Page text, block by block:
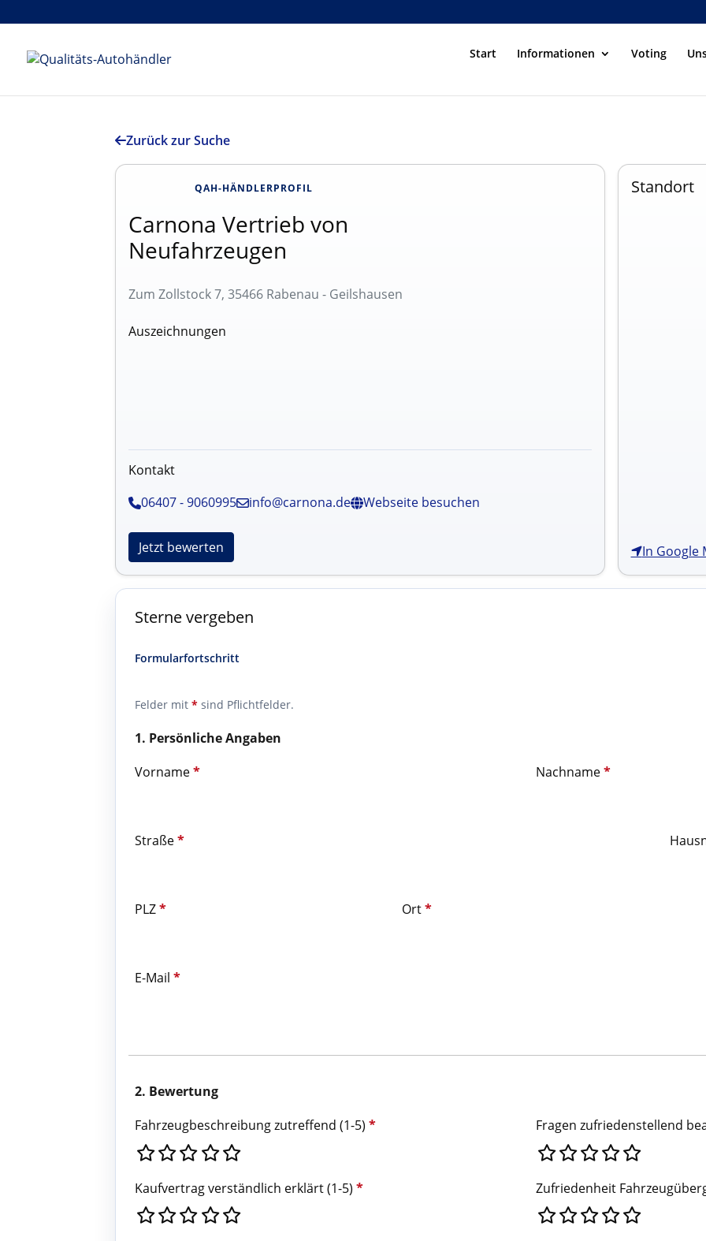
Start Informationen Voting
Zurück zur Suche
QAH-HÄNDLERPROFIL
Carnona Vertrieb von
Neufahrzeugen
Zum Zollstock 7, 35466 Rabenau - Geilshausen
Auszeichnungen
Kontakt
06407 - 9060995
info@carnona.de Webseite besuchen
Jetzt bewerten
Standort
In Google
Sterne vergeben
Formularfortschritt
Felder mit* sind Pflichtfelder.
1. Persönliche Angaben
Vorname* Nachname*
Straße*
PLZ* Ort*
E-Mail*
2. Bewertung
Fahrzeugbeschreibung zutreffend (1-5)* Fragen zufriedenstellend
Kaufvertrag verständlich erklärt (1-5)* Zufriedenheit